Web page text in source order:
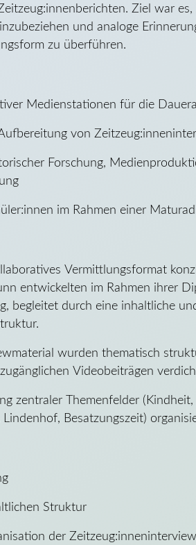
Ziel war es,
und analoge
zu überführen.
Medienstationen für die
von
Forschung,
im Rahmen einer
Vermittlungsformat
entwickelten im Rahmen ihrer
begleitet durch eine inhaltliche
wurden thematisch
Videobeiträgen
zentraler Themenfelder (Kindheit,
Besatzungszeit)
Struktur
der